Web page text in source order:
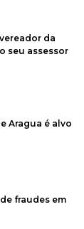
da
seu assessor
Aragua é alvo
fraudes em